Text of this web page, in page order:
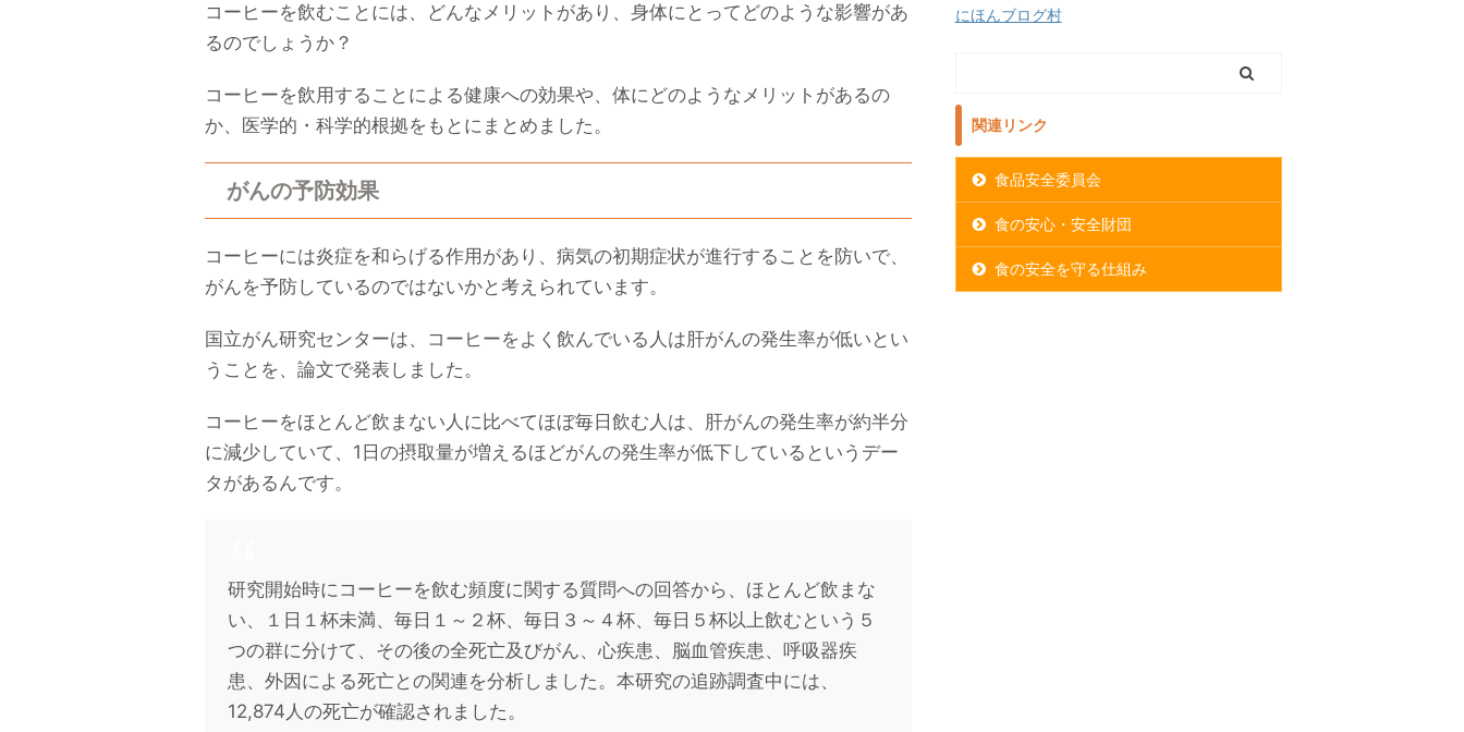
コーヒーを飲むことには、どんなメリットがあり、身体にとってどのような影響があ
るのでしょうか？
コーヒーを飲用することによる健康への効果や、体にどのようなメリットがあるの
か、医学的・科学的根拠をもとにまとめました。
がんの予防効果
コーヒーには炎症を和らげる作用があり、病気の初期症状が進行することを防いで、
がんを予防しているのではないかと考えられています。
国立がん研究センターは、コーヒーをよく飲んでいる人は肝がんの発生率が低いとい
うことを、論文で発表しました。
コーヒーをほとんど飲まない人に比べてほぼ毎日飲む人は、肝がんの発生率が約半分
に減少していて、1日の摂取量が増えるほどがんの発生率が低下しているというデー
タがあるんです。
研究開始時にコーヒーを飲む頻度に関する質問への回答から、ほとんど飲まな
い、１日１杯未満、毎日１～２杯、毎日３～４杯、毎日５杯以上飲むという５
つの群に分けて、その後の全死亡及びがん、心疾患、脳血管疾患、呼吸器疾
患、外因による死亡との関連を分析しました。本研究の追跡調査中には、
12,874人の死亡が確認されました。
にほんブログ村
関連リンク
食品安全委員会
食の安心・安全財団
食の安全を守る仕組み